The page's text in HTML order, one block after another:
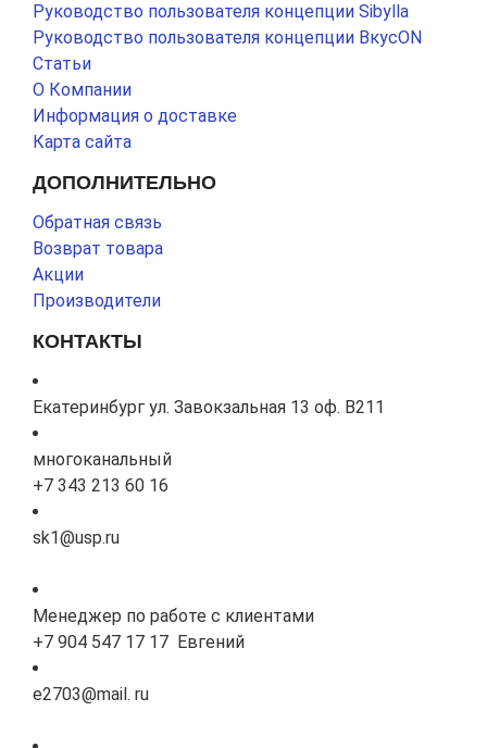
Руководство пользователя концепции Sibylla
Руководство пользователя концепции ВкусON
Статьи
О Компании
Информация о доставке
Карта сайта
ДОПОЛНИТЕЛЬНО
Обратная связь
Возврат товара
Акции
Производители
КОНТАКТЫ
Екатеринбург ул. Завокзальная 13 оф. В211
многоканальный
+7 343 213 60 16
sk1@usp.ru
Менеджер по работе с клиентами
+7 904 547 17 17 Евгений
e2703@mail. ru